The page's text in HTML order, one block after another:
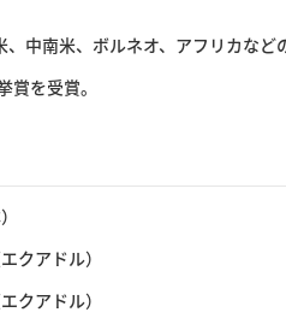
中南米、ボルネオ、アフリカなど
を受賞。
クアドル）
クアドル）